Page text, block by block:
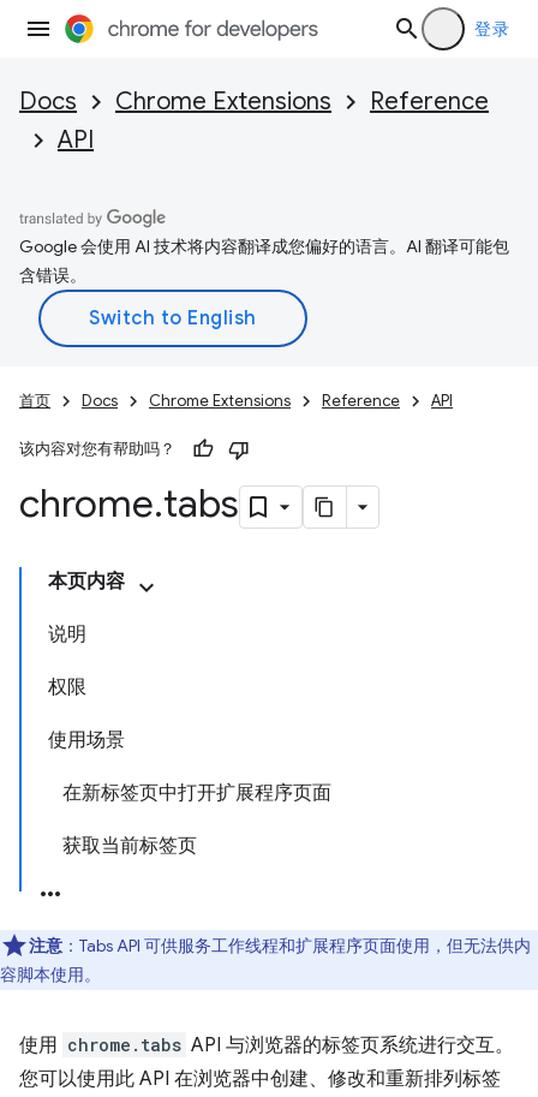
登录
Docs Chrome Extensions
Reference
API
Google 会使用 AI 技术将内容翻译成您偏好的语言。AI 翻译可能包
含错误。
首页 Docs Chrome Extensions Reference API
该内容对您有帮助吗？
chrome.tabs
本页内容
说明
权限
使用场景
在新标签页中打开扩展程序页面
获取当前标签页
注意 ：Tabs API 可供服务工作线程和扩展程序页面使用，但无法供内
容脚本使用。
使用 chrome.tabs API 与浏览器的标签页系统进行交互。
您可以使用此 API 在浏览器中创建、修改和重新排列标签